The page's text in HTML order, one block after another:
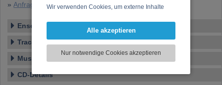
Wir verwenden Cookies, um externe Inhalte
Funktionen für soziale Medien anbieten zu
zu analysieren. Dabei werden ggf.
Informationen zu Ihrer Verwendung unserer
soziale Medien, Werbung und Analysen
Alle akzeptieren
Nur notwendige Cookies akzeptieren
»Anfrage zu dieser CD
Ensemble
Tracklist
Musikstil
CD-Details